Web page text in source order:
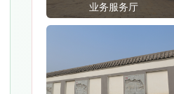
业务服务厅